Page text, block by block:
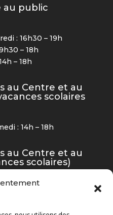
au public
: 16h30 – 19h
– 18h
– 18h
au Centre et au
scolaires
: 14h – 18h
au Centre et au
scolaires)
: 16h30 – 19h